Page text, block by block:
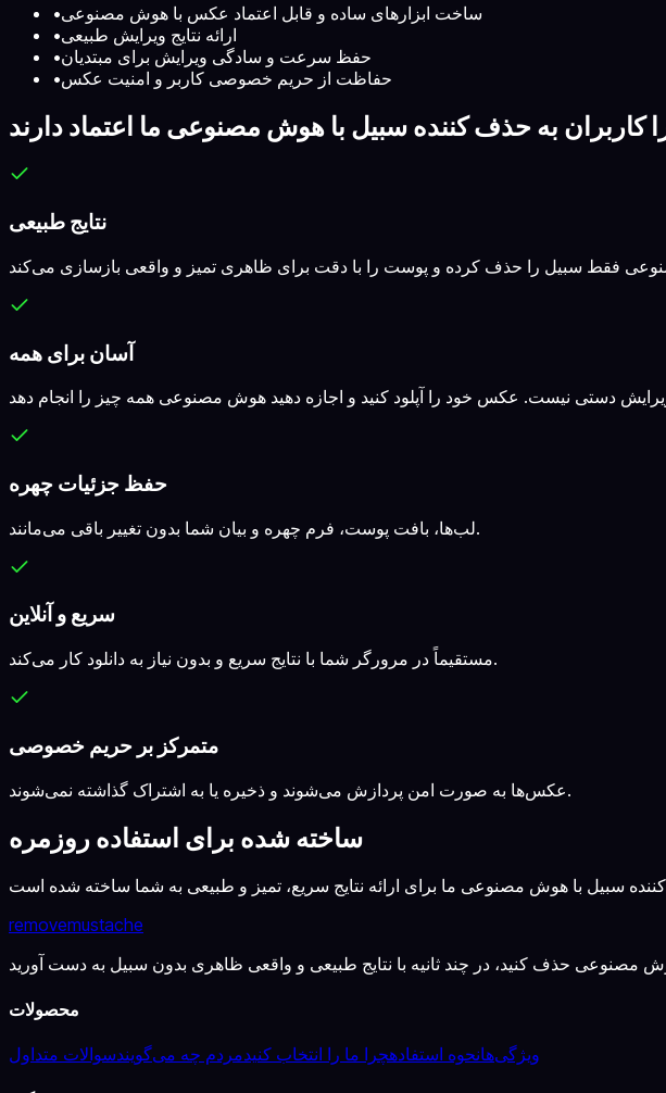
•ساخت ابزارهای ساده و قابل اعتماد عکس با هوش مصنوعی
•ارائه نتایج ویرایش طبیعی
•حفظ سرعت و سادگی ویرایش برای مبتدیان
•حفاظت از حریم خصوصی کاربر و امنیت عکس
کاربران به حذف کننده سبیل با هوش مصنوعی ما اعتماد دارند
نتایج طبیعی
آسان برای همه
حفظ جزئیات چهره
لب‌ها، بافت پوست، فرم چهره و بیان شما بدون تغییر باقی می‌مانند.
سریع و آنلاین
مستقیماً در مرورگر شما با نتایج سریع و بدون نیاز به دانلود کار می‌کند.
متمرکز بر حریم خصوصی
عکس‌ها به صورت امن پردازش می‌شوند و ذخیره یا به اشتراک گذاشته نمی‌شوند.
ساخته شده برای استفاده روزمره
removemustache
محصولات
ویژگی‌هانحوه استفادهچرا ما را انتخاب کنیدمردم چه می‌گویندسوالات متداول